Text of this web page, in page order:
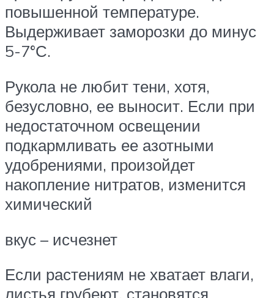
повышенной температуре.
Выдерживает заморозки до минус
5-7°С.
Рукола не любит тени, хотя,
безусловно, ее выносит. Если при
недостаточном освещении
подкармливать ее азотными
удобрениями, произойдет
накопление нитратов, изменится
химический
вкус – исчезнет
Если растениям не хватает влаги,
листья грубеют, становятся